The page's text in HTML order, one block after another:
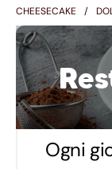
CHEESECAKE
Ogni